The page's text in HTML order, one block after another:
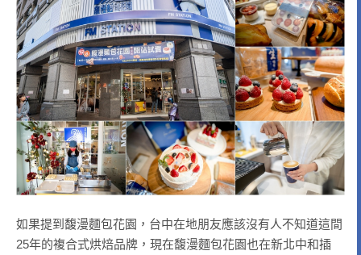
如果提到馥漫麵包花園，台中在地朋友應該沒有人不知道這間
25年的複合式烘焙品牌，現在馥漫麵包花園也在新北中和插